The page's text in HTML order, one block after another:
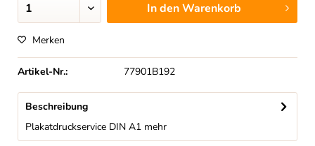
In denWarenkorb
Merken
Artikel-Nr.: 77901B192
Beschreibung
Plakatdruckservice DIN A1 mehr